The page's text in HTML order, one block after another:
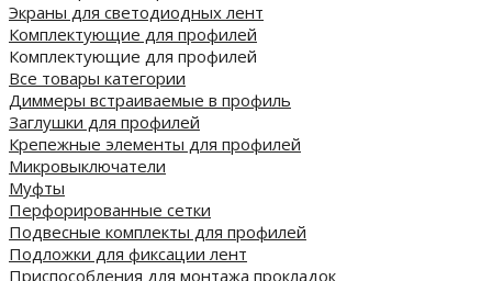
Экраны для светодиодных лент
Комплектующие для профилей
Комплектующие для профилей
Все товары категории
Диммеры встраиваемые в профиль
Заглушки для профилей
Крепежные элементы для профилей
Микровыключатели
Муфты
Перфорированные сетки
Подвесные комплекты для профилей
Подложки для фиксации лент
Приспособления для монтажа прокладок